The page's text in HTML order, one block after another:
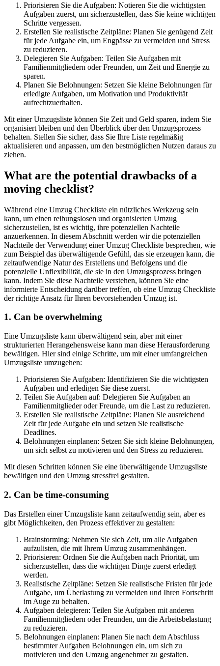
Priorisieren Sie die Aufgaben: Notieren Sie die wichtigsten
Aufgaben zuerst, um sicherzustellen, dass Sie keine wichtigen
Schritte vergessen.
Erstellen Sie realistische Zeitpläne: Planen Sie genügend Zeit
für jede Aufgabe ein, um Engpässe zu vermeiden und Stress
zu reduzieren.
Delegieren Sie Aufgaben: Teilen Sie Aufgaben mit
Familienmitgliedern oder Freunden, um Zeit und Energie zu
sparen.
Planen Sie Belohnungen: Setzen Sie kleine Belohnungen für
erledigte Aufgaben, um Motivation und Produktivität
aufrechtzuerhalten.
Mit einer Umzugsliste können Sie Zeit und Geld sparen, indem Sie
organisiert bleiben und den Überblick über den Umzugsprozess
behalten. Stellen Sie sicher, dass Sie Ihre Liste regelmäßig
aktualisieren und anpassen, um den bestmöglichen Nutzen daraus zu
ziehen.
What are the potential drawbacks of a
moving checklist?
Während eine Umzug Checkliste ein nützliches Werkzeug sein
kann, um einen reibungslosen und organisierten Umzug
sicherzustellen, ist es wichtig, ihre potenziellen Nachteile
anzuerkennen. In diesem Abschnitt werden wir die potenziellen
Nachteile der Verwendung einer Umzug Checkliste besprechen, wie
zum Beispiel das überwältigende Gefühl, das sie erzeugen kann, die
zeitaufwendige Natur des Erstellens und Befolgens und die
potenzielle Unflexibilität, die sie in den Umzugsprozess bringen
kann. Indem Sie diese Nachteile verstehen, können Sie eine
informierte Entscheidung darüber treffen, ob eine Umzug Checkliste
der richtige Ansatz für Ihren bevorstehenden Umzug ist.
1. Can be overwhelming
Eine Umzugsliste kann überwältigend sein, aber mit einer
strukturierten Herangehensweise kann man diese Herausforderung
bewältigen. Hier sind einige Schritte, um mit einer umfangreichen
Umzugsliste umzugehen:
Priorisieren Sie Aufgaben: Identifizieren Sie die wichtigsten
Aufgaben und erledigen Sie diese zuerst.
Teilen Sie Aufgaben auf: Delegieren Sie Aufgaben an
Familienmitglieder oder Freunde, um die Last zu reduzieren.
Erstellen Sie realistische Zeitpläne: Planen Sie ausreichend
Zeit für jede Aufgabe ein und setzen Sie realistische
Deadlines.
Belohnungen einplanen: Setzen Sie sich kleine Belohnungen,
um sich selbst zu motivieren und den Stress zu reduzieren.
Mit diesen Schritten können Sie eine überwältigende Umzugsliste
bewältigen und den Umzug stressfrei gestalten.
2. Can be time-consuming
Das Erstellen einer Umzugsliste kann zeitaufwendig sein, aber es
gibt Möglichkeiten, den Prozess effektiver zu gestalten:
Brainstorming: Nehmen Sie sich Zeit, um alle Aufgaben
aufzulisten, die mit Ihrem Umzug zusammenhängen.
Priorisieren: Ordnen Sie die Aufgaben nach Priorität, um
sicherzustellen, dass die wichtigen Dinge zuerst erledigt
werden.
Realistische Zeitpläne: Setzen Sie realistische Fristen für jede
Aufgabe, um Überlastung zu vermeiden und Ihren Fortschritt
im Auge zu behalten.
Aufgaben delegieren: Teilen Sie Aufgaben mit anderen
Familienmitgliedern oder Freunden, um die Arbeitsbelastung
zu reduzieren.
Belohnungen einplanen: Planen Sie nach dem Abschluss
bestimmter Aufgaben Belohnungen ein, um sich zu
motivieren und den Umzug angenehmer zu gestalten.